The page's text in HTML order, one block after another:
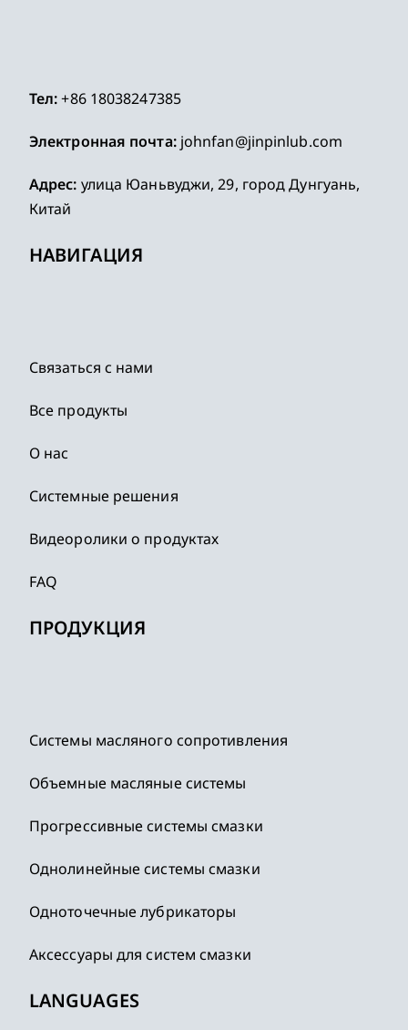
Тел:+86 18038247385
Электронная почта: johnfan@jinpinlub.com
Адрес: улица Юаньвуджи, 29, город Дунгуань,
Китай
НАВИГАЦИЯ
Связаться с нами
Все продукты
О нас
Системные решения
Видеоролики о продуктах
FAQ
ПРОДУКЦИЯ
Системы масляного сопротивления
Объемные масляные системы
Прогрессивные системы смазки
Однолинейные системы смазки
Одноточечные лубрикаторы
Аксессуары для систем смазки
LANGUAGES